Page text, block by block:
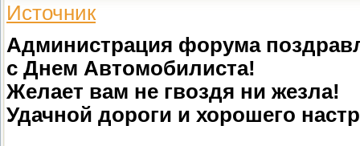
Источник
Администрация форума
с Днем Автомобилиста!
Желает вам не гвоздя ни жезла!
Удачной дороги и хорошего